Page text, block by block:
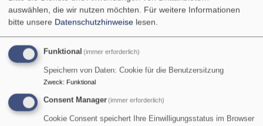
auswählen, die wir nutzen möchten. Für weitere Informationen
bitte unsere Datenschutzhinweise lesen.
Funktional (immer erforderlich)
Speichern von Daten: Cookie für die Benutzersitzung
Zweck: Funktional
Consent Manager(immer erforderlich)
Cookie Consent speichert Ihre Einwilligungsstatus im Browser